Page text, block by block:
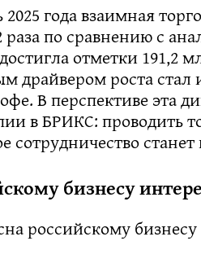
года взаимная
раза по сравнению с
отметки 191,2
драйвером роста
В перспективе эта
в БРИКС: проводить
сотрудничество
бизнесу
российскому